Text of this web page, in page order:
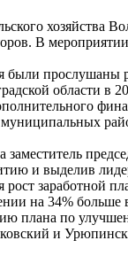
хозяйства
В
были прослушаны
области в
муниципальных
и выделив
рост заработной
на 34% больше
плана по
и